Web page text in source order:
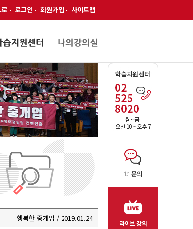
로그인 회원가입 사이트맵
행복한 중개업 / 2019.01.24